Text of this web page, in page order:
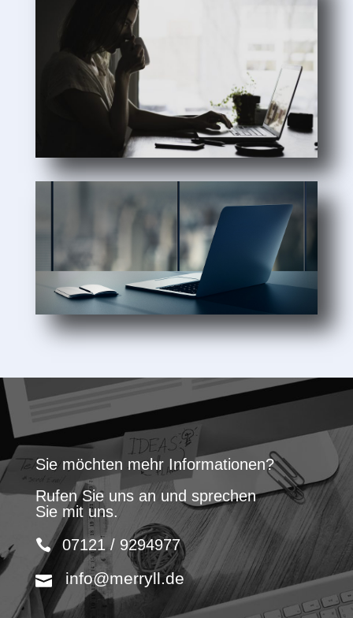
Sie möchten mehr Informationen?
Rufen Sie uns an und sprechen
Sie mit uns.
07121 / 9294977
info@merryll.de